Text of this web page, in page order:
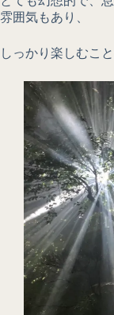
雰囲気もあり、
しっかり楽しむこ